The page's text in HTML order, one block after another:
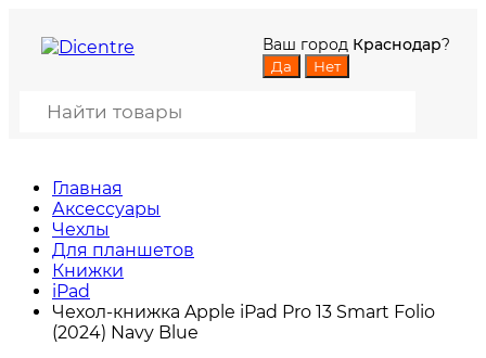
Ваш город Краснодар?
Главная
Аксессуары
Чехлы
Для планшетов
Книжки
iPad
Чехол-книжка Apple iPad Pro 13 Smart Folio
(2024) Navy Blue